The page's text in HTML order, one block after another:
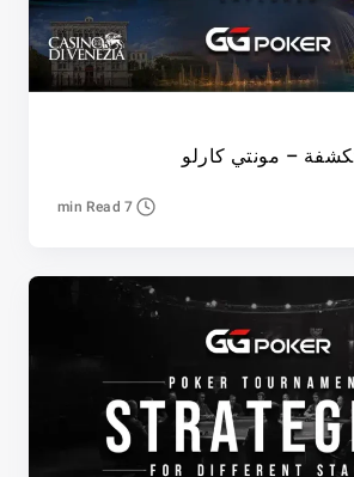
– مونتي كارلو
7 min Read